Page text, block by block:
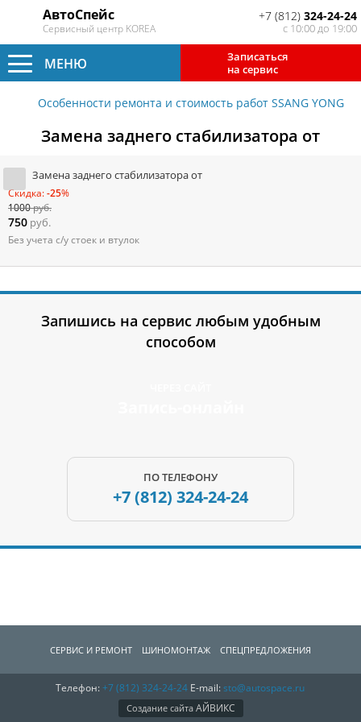
АвтоСпейс
Сервисный центр KOREA
+7 (812) 324-24-24
с 10:00 до 19:00
Записаться
на сервис
МЕНЮ
Особенности ремонта и стоимость работ SSANG YONG
Замена заднего стабилизатора от
Замена заднего стабилизатора от
Скидка:-25%
1000руб.
750 руб.
Без учета с/у стоек и втулок
Запишись на сервис любым удобным
способом
ПО ТЕЛЕФОНУ
+7 (812) 324-24-24
СЕРВИС И РЕМОНТ ШИНОМОНТАЖ СПЕЦПРЕДЛОЖЕНИЯ
АВТОЗАПЧАCТИ О КОМПАНИИ КОНТАКТЫ
Телефон:+7 (812)324-24-24 E-mail:sto@autospace.ru
Создание сайтаАЙВИКС